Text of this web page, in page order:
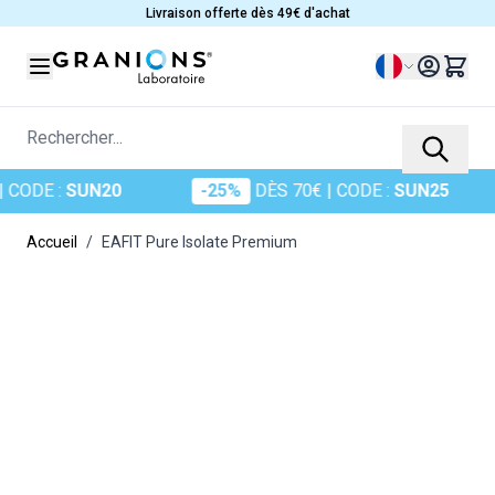
Livraison offerte dès 49€ d'achat
Langue
Rechercher...
:SUN20 -25% DÈS 70€| CODE :SUN25
Accueil / EAFIT Pure Isolate Premium